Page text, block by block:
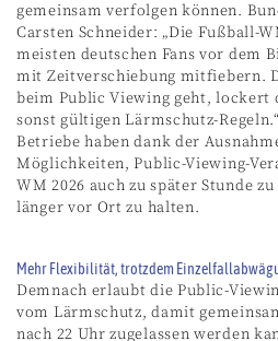
gemeinsam verfolgen können.
Carsten Schneider: „Die Fußball-
meisten deutschen Fans vor dem
mit Zeitverschiebung mitfiebern.
beim Public Viewing geht, lockert
sonst gültigen Lärmschutz-
Betriebe haben dank der
Möglichkeiten, Public-Viewing-
WM 2026 auch zu später Stunde
länger vor Ort zu halten.
Mehr Flexibilität, trotzdem
Demnach erlaubt die Public-
vom Lärmschutz, damit
nach 22 Uhr zugelassen werden